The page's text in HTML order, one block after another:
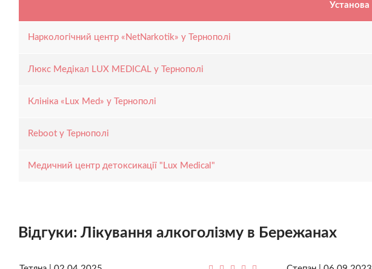
Установа
Наркологічний центр «NetNarkotik» у Тернополі
Люкс Медікал LUX MEDICAL у Тернополі
Клініка «Lux Med» у Тернополі
Reboot у Тернополі
Медичний центр детоксикації "Lux Medical"
Відгуки: Лікування алкоголізму в Бережанах